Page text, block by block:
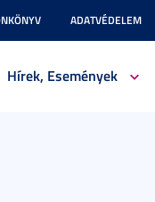
ADATVÉDELEM
Hírek, Események